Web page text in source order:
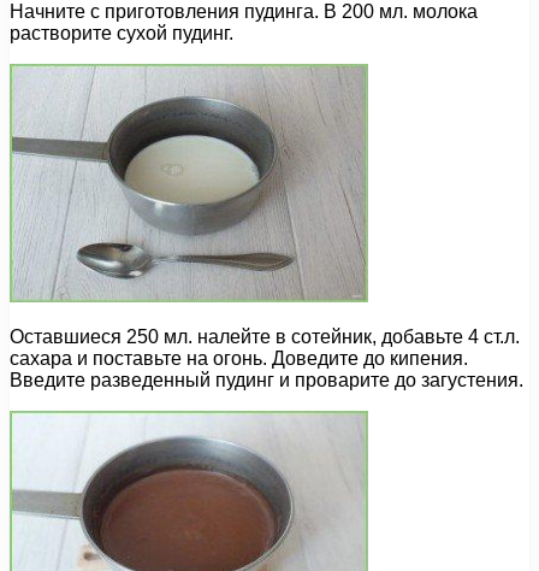
Начните с приготовления пудинга. В 200 мл. молока
растворите сухой пудинг.
Оставшиеся 250 мл. налейте в сотейник, добавьте 4 ст.л.
сахара и поставьте на огонь. Доведите до кипения.
Введите разведенный пудинг и проварите до загустения.